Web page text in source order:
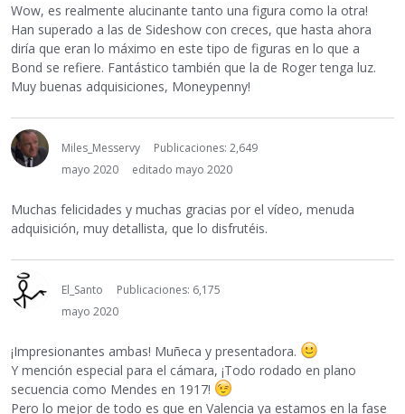
Wow, es realmente alucinante tanto una figura como la otra!
Han superado a las de Sideshow con creces, que hasta ahora
diría que eran lo máximo en este tipo de figuras en lo que a
Bond se refiere. Fantástico también que la de Roger tenga luz.
Muy buenas adquisiciones, Moneypenny!
Miles_Messervy
Publicaciones: 2,649
mayo 2020
editado mayo 2020
Muchas felicidades y muchas gracias por el vídeo, menuda
adquisición, muy detallista, que lo disfrutéis.
El_Santo
Publicaciones: 6,175
mayo 2020
¡Impresionantes ambas! Muñeca y presentadora.
Y mención especial para el cámara, ¡Todo rodado en plano
secuencia como Mendes en 1917!
Pero lo mejor de todo es que en Valencia ya estamos en la fase